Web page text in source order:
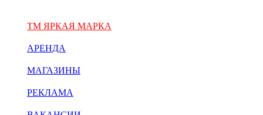
ТМ ЯРКАЯ МАРКА
АРЕНДА
МАГАЗИНЫ
РЕКЛАМА